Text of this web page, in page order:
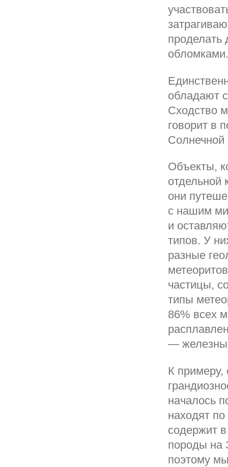
проделать
обломками.
обладают
Сходство
говорит в
Объекты,
отдельной
они
с нашим
и
типов. У
разные
частицы,
типы
86% всех
—
К примеру,
началось
находят
содержит
породы на
поэтому